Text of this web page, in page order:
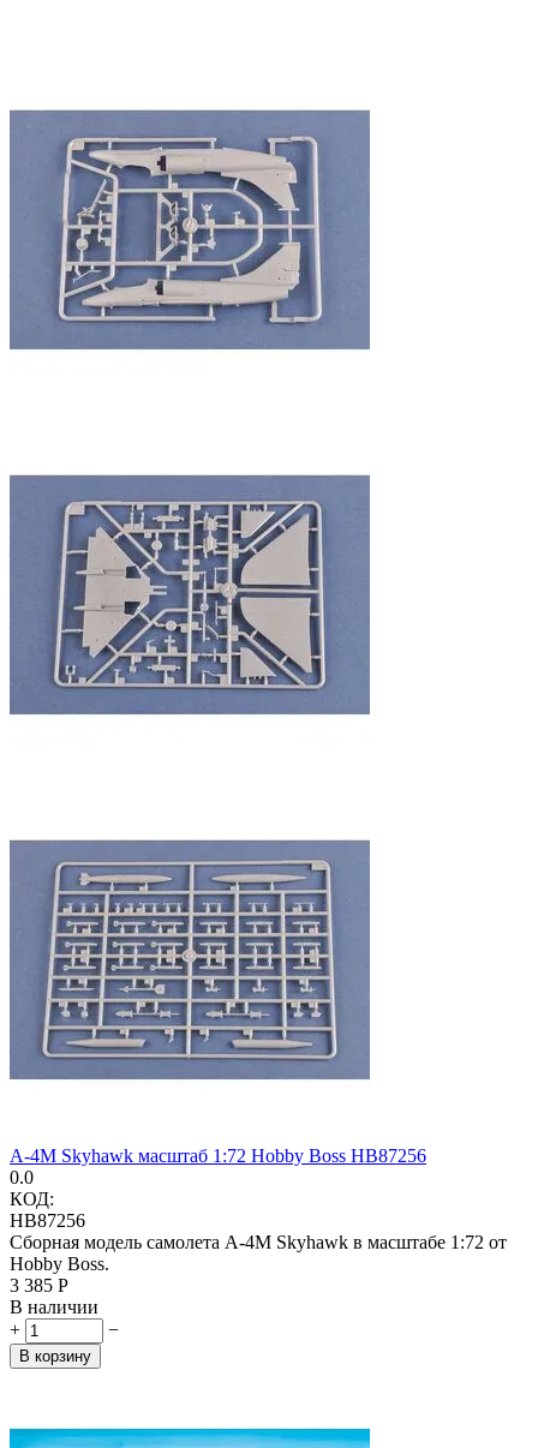
A-4M Skyhawk масштаб 1:72 Hobby Boss HB87256
0.0
КОД:
HB87256
Сборная модель самолета A-4M Skyhawk в масштабе 1:72 от
Hobby Boss.
3 385 Р
В наличии
+
−
В корзину